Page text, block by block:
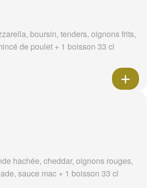
boursin, tenders, oignons frits,
de poulet + 1 boisson 33 cl
hachée, cheddar, oignons rouges,
sauce mac + 1 boisson 33 cl